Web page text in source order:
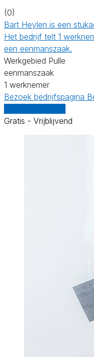
(0)
Bart Heylen is een
Het bedrijf telt 1
een eenmanszaak.
Werkgebied Pulle
eenmanszaak
1 werknemer
Bezoek bedrijfspagina
Gratis - Vrijblijvend